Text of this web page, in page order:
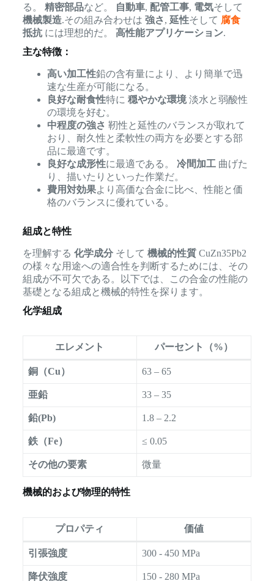
る。 精密部品など。 自動車, 配管工事, 電気そして
機械製造.その組み合わせは 強さ, 延性そして 腐食
抵抗には理想的だ。 高性能アプリケーション.
主な特徴：
高い加工性鉛の含有量により、より簡単で迅
速な生産が可能になる。
良好な耐食性特に 穏やかな環境淡水と弱酸性
の環境を好む。
中程度の強さ 靭性と延性のバランスが取れて
おり、耐久性と柔軟性の両方を必要とする部
品に最適です。
良好な成形性に最適である。 冷間加工曲げた
り、描いたりといった作業だ。
費用対効果より高価な合金に比べ、性能と価
格のバランスに優れている。
組成と特性
を理解する 化学成分そして 機械的性質CuZn35Pb2
の様々な用途への適合性を判断するためには、その
組成が不可欠である。以下では、この合金の性能の
基礎となる組成と機械的特性を探ります。
化学組成
エレメント パーセント（%）
銅（Cu） 63 – 65
亜鉛 33 – 35
鉛(Pb) 1.8 – 2.2
鉄（Fe） ≤ 0.05
その他の要素 微量
機械的および物理的特性
プロパティ 価値
引張強度 300 - 450 MPa
降伏強度 150 - 280 MPa